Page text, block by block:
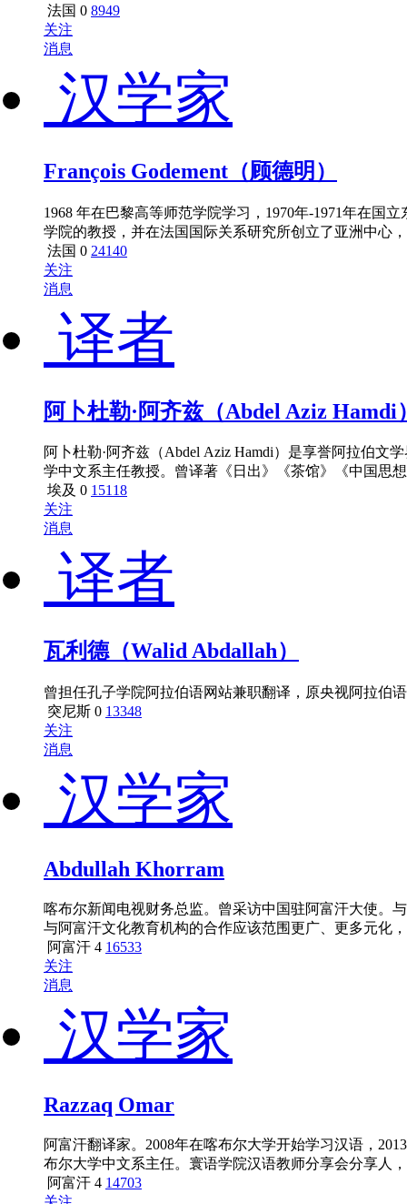
法国 0 8949
关注
消息
汉学家
François Godement（顾德明）
1968 年在巴黎高等师范学院学习，1970年-1971年在国
学院的教授，并在法国国际关系研究所创立了亚洲中心
法国 0 24140
关注
消息
译者
阿卜杜勒·阿齐兹（Abdel Aziz Hamdi
阿卜杜勒·阿齐兹（Abdel Aziz Hamdi）是享誉阿拉伯
学中文系主任教授。曾译著《日出》《茶馆》《中国思
埃及 0 15118
关注
消息
译者
瓦利德（Walid Abdallah）
曾担任孔子学院阿拉伯语网站兼职翻译，原央视阿拉伯
突尼斯 0 13348
关注
消息
汉学家
Abdullah Khorram
喀布尔新闻电视财务总监。曾采访中国驻阿富汗大使。
与阿富汗文化教育机构的合作应该范围更广、更多元化
阿富汗 4 16533
关注
消息
汉学家
Razzaq Omar
阿富汗翻译家。2008年在喀布尔大学开始学习汉语，
布尔大学中文系主任。寰语学院汉语教师分享会分享人
阿富汗 4 14703